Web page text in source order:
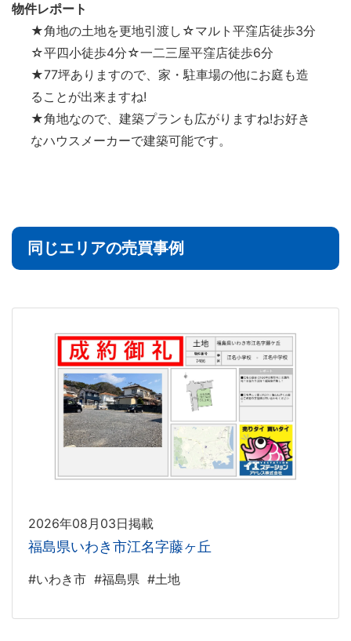
物件レポート
★角地の土地を更地引渡し☆マルト平窪店徒歩3分
☆平四小徒歩4分☆一二三屋平窪店徒歩6分
★77坪ありますので、家・駐車場の他にお庭も造
ることが出来ますね!
★角地なので、建築プランも広がりますね!お好き
なハウスメーカーで建築可能です。
同じエリアの売買事例
2026年08月03日掲載
福島県いわき市江名字藤ヶ丘
#いわき市 #福島県 #土地